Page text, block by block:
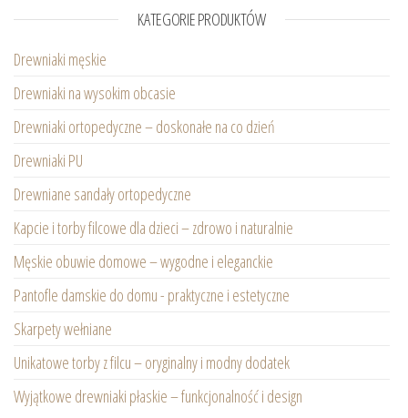
KATEGORIE PRODUKTÓW
Drewniaki męskie
Drewniaki na wysokim obcasie
Drewniaki ortopedyczne – doskonałe na co dzień
Drewniaki PU
Drewniane sandały ortopedyczne
Kapcie i torby filcowe dla dzieci – zdrowo i naturalnie
Męskie obuwie domowe – wygodne i eleganckie
Pantofle damskie do domu - praktyczne i estetyczne
Skarpety wełniane
Unikatowe torby z filcu – oryginalny i modny dodatek
Wyjątkowe drewniaki płaskie – funkcjonalność i design